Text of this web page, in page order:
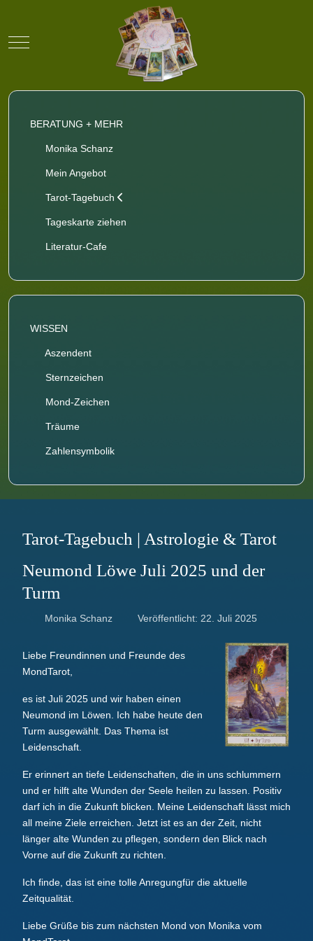
Mobile Menu Toggle
BERATUNG + MEHR
Monika Schanz
Mein Angebot
Tarot-Tagebuch
Tageskarte ziehen
Literatur-Cafe
WISSEN
Aszendent
Sternzeichen
Mond-Zeichen
Träume
Zahlensymbolik
Tarot-Tagebuch | Astrologie & Tarot
Neumond Löwe Juli 2025 und der
Turm
Monika Schanz Veröffentlicht: 22. Juli 2025
Liebe Freundinnen und Freunde des
MondTarot,
es ist Juli 2025 und wir haben einen
Neumond im Löwen. Ich habe heute den
Turm ausgewählt. Das Thema ist
Leidenschaft.
Er erinnert an tiefe Leidenschaften, die in uns schlummern
und er hilft alte Wunden der Seele heilen zu lassen. Positiv
darf ich in die Zukunft blicken. Meine Leidenschaft lässt mich
all meine Ziele erreichen. Jetzt ist es an der Zeit, nicht
länger alte Wunden zu pflegen, sondern den Blick nach
Vorne auf die Zukunft zu richten.
Ich finde, das ist eine tolle Anregungfür die aktuelle
Zeitqualität.
Liebe Grüße bis zum nächsten Mond von Monika vom